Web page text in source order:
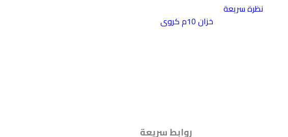
نظرة سريعة
خزان 10م كروى
روابط سريعة